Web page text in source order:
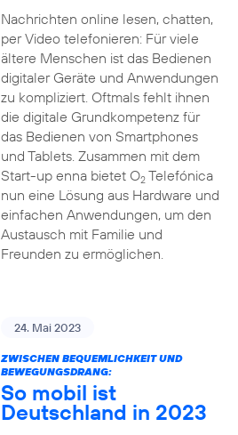
Nachrichten online lesen, chatten,
per Video telefonieren: Für viele
ältere Menschen ist das Bedienen
digitaler Geräte und Anwendungen
zu kompliziert. Oftmals fehlt ihnen
die digitale Grundkompetenz für
das Bedienen von Smartphones
und Tablets. Zusammen mit dem
Start-up enna bietet O2Telefónica
nun eine Lösung aus Hardware und
einfachen Anwendungen, um den
Austausch mit Familie und
Freunden zu ermöglichen.
24. Mai 2023
ZWISCHEN BEQUEMLICHKEIT UND
BEWEGUNGSDRANG:
So mobil ist
Deutschland in 2023